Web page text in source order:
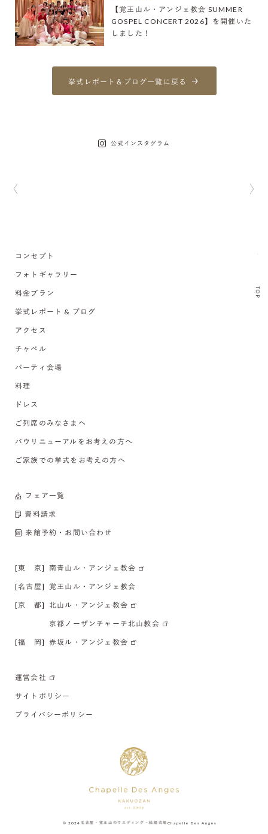
【覚王山ル・アンジェ教会 SUMMER
GOSPEL CONCERT 2026】を開催いた
しました！
挙式レポート＆ブログ一覧に戻る
公式インスタグラム
TOP
コンセプト
フォトギャラリー
料金プラン
挙式レポート & ブログ
アクセス
チャペル
パーティ会場
料理
ドレス
ご列席のみなさまへ
バウリニューアルをお考えの方へ
ご家族での挙式をお考えの方へ
フェア一覧
資料請求
来館予約・お問い合わせ
[東 京] 南青山ル・アンジェ教会
[名古屋] 覚王山ル・アンジェ教会
[京 都] 北山ル・アンジェ教会
京都ノーザンチャーチ北山教会
[福 岡] 赤坂ル・アンジェ教会
運営会社
サイトポリシー
プライバシーポリシー
© 2024 名古屋・覚王山のウエディング・結婚式場 Chapelle Des Anges